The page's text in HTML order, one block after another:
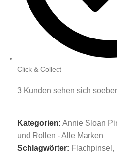
Click & Collect
3 Kunden sehen sich
Kategorien: Annie Sloan
und Rollen - Alle Marken
Schlagwörter: Flachpinsel ,